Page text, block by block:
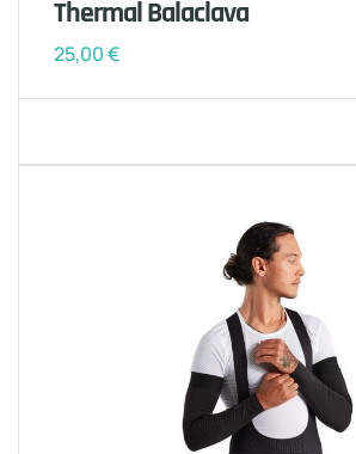
Thermal Balaclava
25,00€